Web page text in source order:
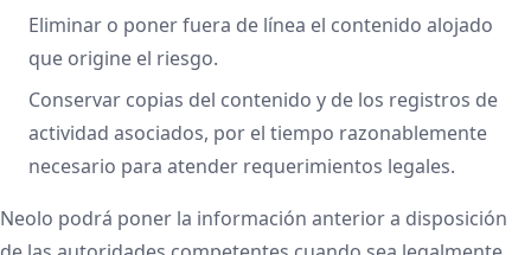
Eliminar o poner fuera de línea el contenido alojado
que origine el riesgo.
Conservar copias del contenido y de los registros de
actividad asociados, por el tiempo razonablemente
necesario para atender requerimientos legales.
Neolo podrá poner la información anterior a disposición